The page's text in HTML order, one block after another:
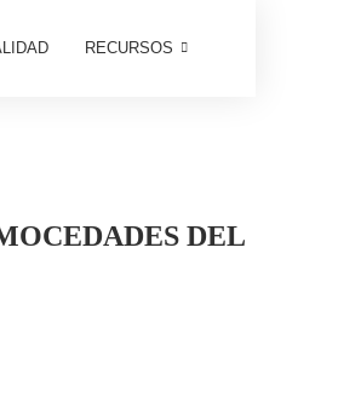
RECURSOS
DEL